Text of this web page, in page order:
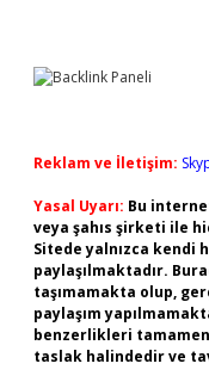
Reklam ve İletişim:
Yasal Uyarı: Bu
veya şahıs şirketi ile
Sitede yalnızca kendi
paylaşılmaktadır.
taşımamakta olup,
paylaşım
benzerlikleri
taslak halindedir ve